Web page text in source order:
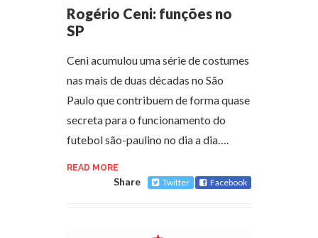
Rogério Ceni: funções no
SP
Ceni acumulou uma série de costumes
nas mais de duas décadas no São
Paulo que contribuem de forma quase
secreta para o funcionamento do
futebol são-paulino no dia a dia….
READ MORE
Share Twitter Facebook